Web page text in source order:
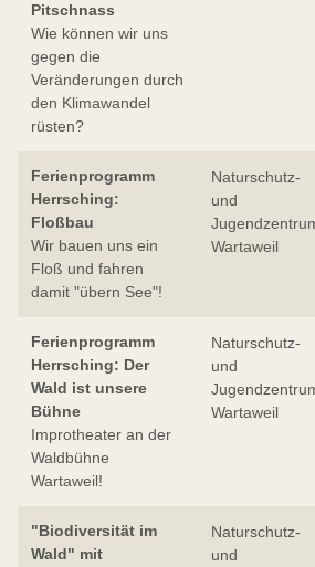
Pitschnass
Wie können wir uns
gegen die
Veränderungen durch
den Klimawandel
rüsten?
Ferienprogramm
Herrsching:
Floßbau
Wir bauen uns ein
Floß und fahren
damit "übern See"!
Naturschutz-
und
Wartaweil
Ferienprogramm
Herrsching: Der
Wald ist unsere
Bühne
Improtheater an der
Waldbühne
Wartaweil!
Naturschutz-
und
Wartaweil
"Biodiversität im
Wald" mit
Naturschutz-
und